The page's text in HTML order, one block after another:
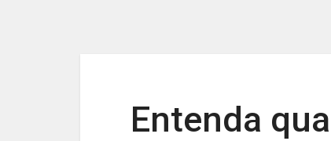
Entenda